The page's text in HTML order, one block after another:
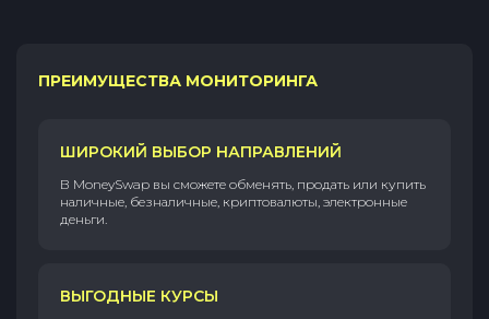
ПРЕИМУЩЕСТВА МОНИТОРИНГА
ШИРОКИЙ ВЫБОР НАПРАВЛЕНИЙ
В MoneySwap вы сможете обменять, продать или купить
наличные, безналичные, криптовалюты, электронные
деньги.
ВЫГОДНЫЕ КУРСЫ